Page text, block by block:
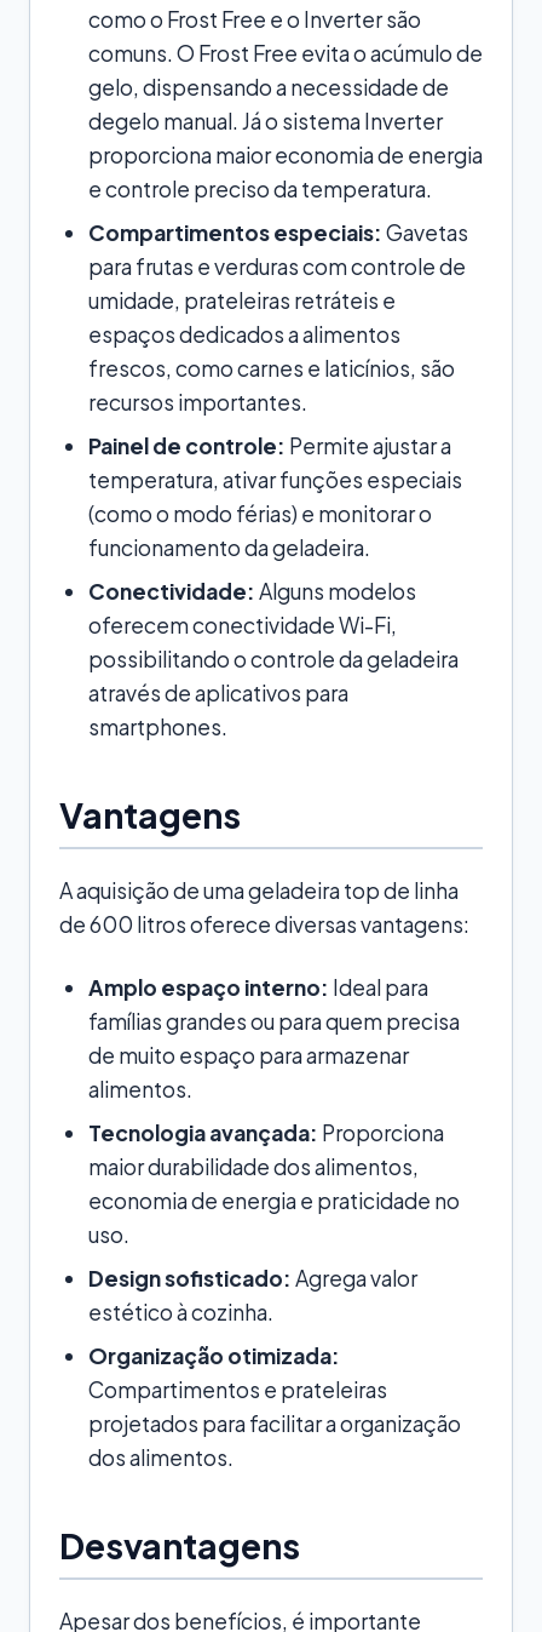
como o Frost Free e o Inverter são
comuns. O Frost Free evita o acúmulo de
gelo, dispensando a necessidade de
degelo manual. Já o sistema Inverter
proporciona maior economia de energia
e controle preciso da temperatura.
Compartimentos especiais: Gavetas
para frutas e verduras com controle de
umidade, prateleiras retráteis e
espaços dedicados a alimentos
frescos, como carnes e laticínios, são
recursos importantes.
Painel de controle: Permite ajustar a
temperatura, ativar funções especiais
(como o modo férias) e monitorar o
funcionamento da geladeira.
Conectividade: Alguns modelos
oferecem conectividade Wi-Fi,
possibilitando o controle da geladeira
através de aplicativos para
smartphones.
Vantagens
A aquisição de uma geladeira top de linha
de 600 litros oferece diversas vantagens:
Amplo espaço interno: Ideal para
famílias grandes ou para quem precisa
de muito espaço para armazenar
alimentos.
Tecnologia avançada: Proporciona
maior durabilidade dos alimentos,
economia de energia e praticidade no
uso.
Design sofisticado: Agrega valor
estético à cozinha.
Organização otimizada:
Compartimentos e prateleiras
projetados para facilitar a organização
dos alimentos.
Desvantagens
Apesar dos benefícios, é importante